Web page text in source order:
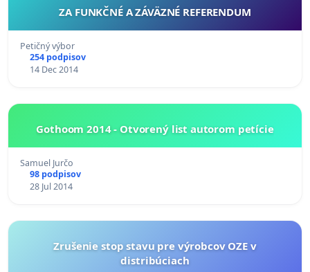
ZA FUNKČNÉ A ZÁVÄZNÉ REFERENDUM
Petičný výbor
254 podpisov
14 Dec 2014
Gothoom 2014 - Otvorený list autorom petície
Samuel Jurčo
98 podpisov
28 Jul 2014
Zrušenie stop stavu pre výrobcov OZE v
distribúciach